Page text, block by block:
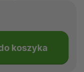
koszyka